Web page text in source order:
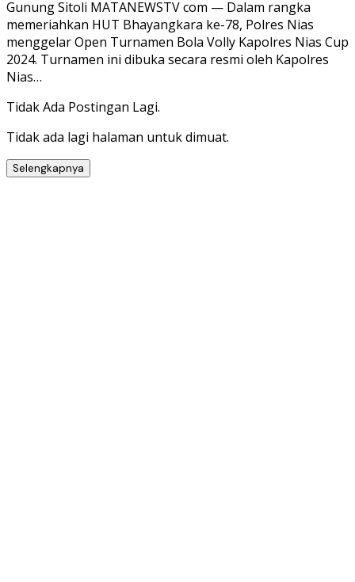
Gunung Sitoli MATANEWSTV com — Dalam rangka
memeriahkan HUT Bhayangkara ke-78, Polres Nias
menggelar Open Turnamen Bola Volly Kapolres Nias Cup
2024. Turnamen ini dibuka secara resmi oleh Kapolres
Nias…
Tidak Ada Postingan Lagi.
Tidak ada lagi halaman untuk dimuat.
Selengkapnya